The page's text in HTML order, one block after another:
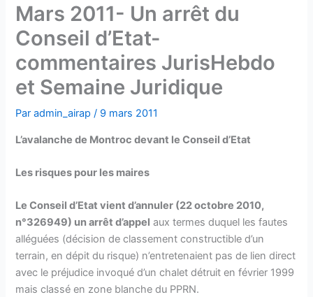
Mars 2011- Un arrêt du
Conseil d’Etat-
commentaires JurisHebdo
et Semaine Juridique
Paradmin_airap/ 9 mars 2011
L’avalanche de Montroc devant le Conseil d’Etat
Les risques pour les maires
Le Conseil d’Etat vient d’annuler (22 octobre 2010,
n°326949) un arrêt d’appel aux termes duquel les fautes
alléguées (décision de classement constructible d’un
terrain, en dépit du risque) n’entretenaient pas de lien direct
avec le préjudice invoqué d’un chalet détruit en février 1999
mais classé en zone blanche du PPRN.